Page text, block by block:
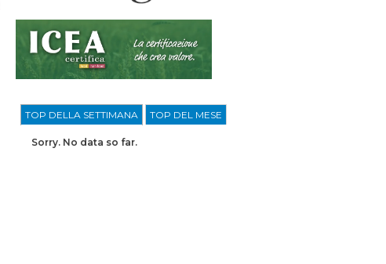
TOP DELLA SETTIMANA TOP DEL MESE
Sorry. No data so far.